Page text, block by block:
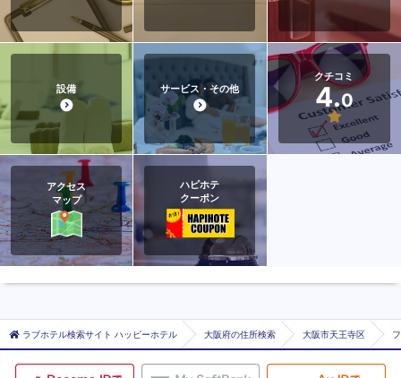
設備 サービス・その他
クチコミ
4.0
アクセス
マップ
ハピホテ
クーポン
ラブホテル検索サイト ハッピーホテル 大阪府の住所検索 大阪市天王寺区